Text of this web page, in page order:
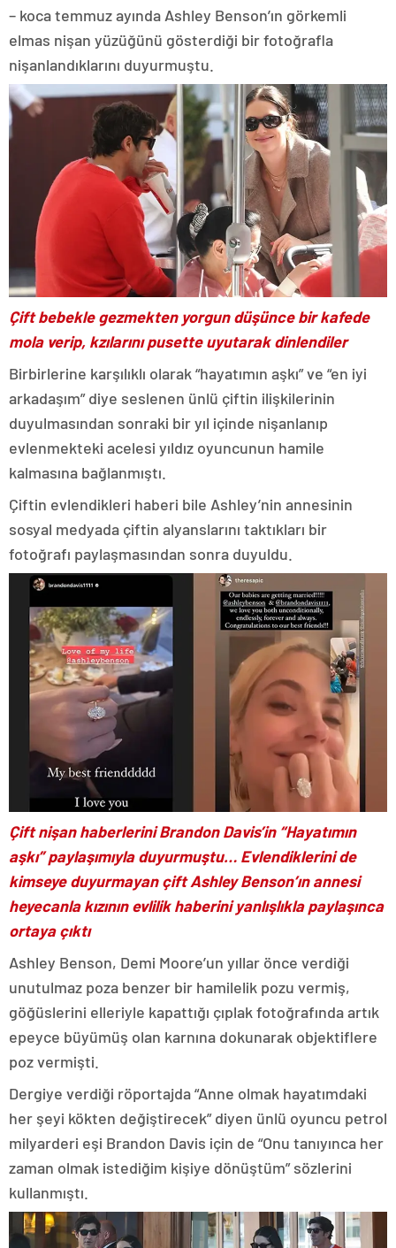
– koca temmuz ayında Ashley Benson’ın görkemli
elmas nişan yüzüğünü gösterdiği bir fotoğrafla
nişanlandıklarını duyurmuştu.
Çift bebekle gezmekten yorgun düşünce bir kafede
mola verip, kzılarını pusette uyutarak dinlendiler
Birbirlerine karşılıklı olarak “hayatımın aşkı” ve “en iyi
arkadaşım” diye seslenen ünlü çiftin ilişkilerinin
duyulmasından sonraki bir yıl içinde nişanlanıp
evlenmekteki acelesi yıldız oyuncunun hamile
kalmasına bağlanmıştı.
Çiftin evlendikleri haberi bile Ashley’nin annesinin
sosyal medyada çiftin alyanslarını taktıkları bir
fotoğrafı paylaşmasından sonra duyuldu.
Çift nişan haberlerini Brandon Davis’in “Hayatımın
aşkı” paylaşımıyla duyurmuştu… Evlendiklerini de
kimseye duyurmayan çift Ashley Benson’ın annesi
heyecanla kızının evlilik haberini yanlışlıkla paylaşınca
ortaya çıktı
Ashley Benson, Demi Moore’un yıllar önce verdiği
unutulmaz poza benzer bir hamilelik pozu vermiş,
göğüslerini elleriyle kapattığı çıplak fotoğrafında artık
epeyce büyümüş olan karnına dokunarak objektiflere
poz vermişti.
Dergiye verdiği röportajda “Anne olmak hayatımdaki
her şeyi kökten değiştirecek” diyen ünlü oyuncu petrol
milyarderi eşi Brandon Davis için de “Onu tanıyınca her
zaman olmak istediğim kişiye dönüştüm” sözlerini
kullanmıştı.